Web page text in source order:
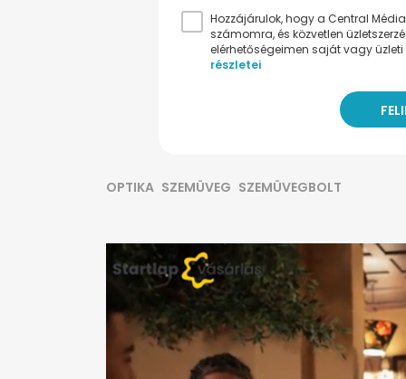
Hozzájárulok, hogy a Central
számomra, és közvetlen
elérhetőségeimen saját vagy
részletei
OPTIKA SZEMÜVEG SZEMÜVEGBOLT